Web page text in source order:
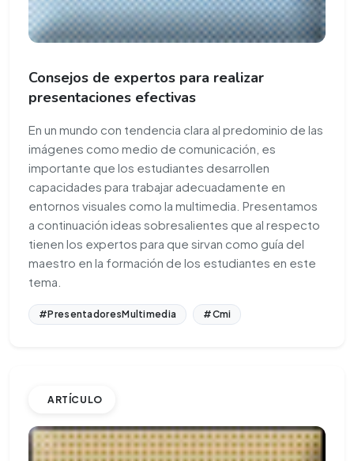
Consejos de expertos para realizar
presentaciones efectivas
En un mundo con tendencia clara al predominio de las
imágenes como medio de comunicación, es
importante que los estudiantes desarrollen
capacidades para trabajar adecuadamente en
entornos visuales como la multimedia. Presentamos
a continuación ideas sobresalientes que al respecto
tienen los expertos para que sirvan como guía del
maestro en la formación de los estudiantes en este
tema.
#PresentadoresMultimedia #Cmi
ARTÍCULO